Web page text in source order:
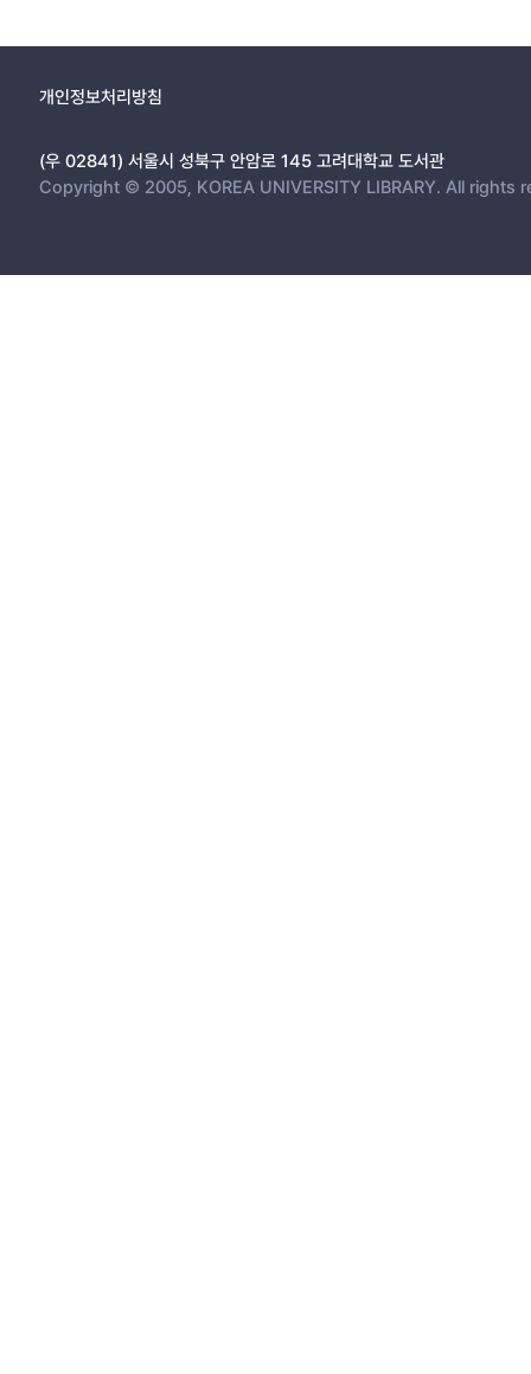
개인정보처리방침
(우 02841) 서울시 성북구 안암로 145 고려대학교 도서관
Copyright © 2005, KOREA UNIVERSITY LIBRARY. All rights